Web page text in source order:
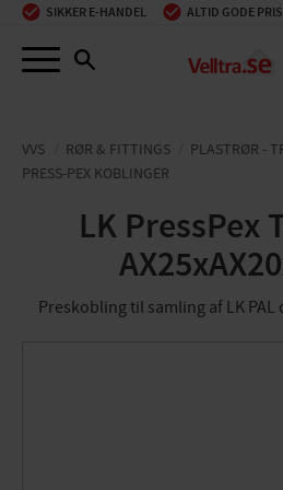
Menu
SIKKER E-HANDEL ALTID GODE
VVS RØR & FITTINGS PLASTRØR -
PRESS-PEX KOBLINGER
LK PressPex
Preskobling til samling af LK PAL